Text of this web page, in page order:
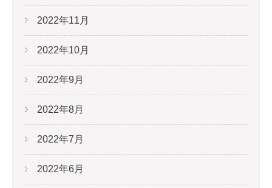
2022年11月
2022年10月
2022年9月
2022年8月
2022年7月
2022年6月